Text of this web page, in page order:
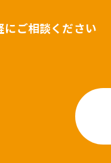
にご相談ください